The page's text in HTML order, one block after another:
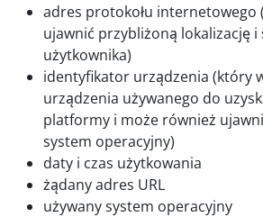
adres protokołu internetowego
ujawnić przybliżoną lokalizację i
użytkownika)
identyfikator urządzenia (który
urządzenia używanego do
platformy i może również
system operacyjny)
daty i czas użytkowania
żądany adres URL
używany system operacyjny